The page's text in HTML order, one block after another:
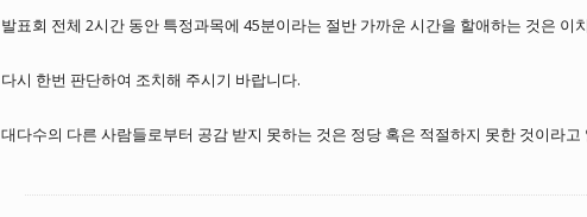
발표회 전체 2시간 동안 특정과목에 45분이라는 절반 가까운 시간을 할애하는 것은 이
다시 한번 판단하여 조치해 주시기 바랍니다.
대다수의 다른 사람들로부터 공감 받지 못하는 것은 정당 혹은 적절하지 못한 것이라고